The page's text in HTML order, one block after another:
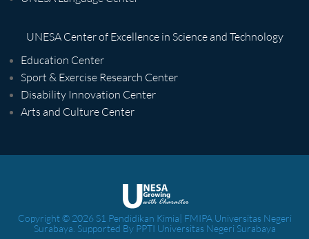
UNESA Center of Excellence in Science and Technology
Education Center
Sport & Exercise Research Center
Disability Innovation Center
Arts and Culture Center
Copyright © 2026 S1 Pendidikan Kimia| FMIPA Universitas Negeri
Surabaya. Supported By PPTI Universitas Negeri Surabaya